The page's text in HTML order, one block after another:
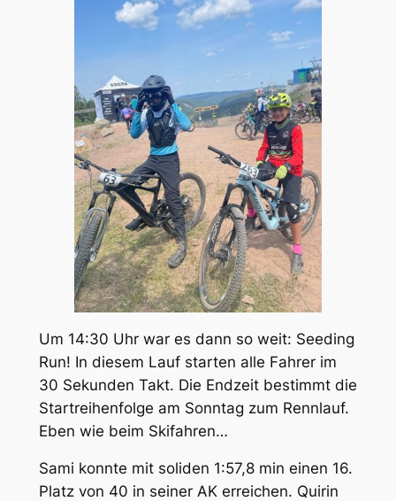
Um 14:30 Uhr war es dann so weit: Seeding
Run! In diesem Lauf starten alle Fahrer im
30 Sekunden Takt. Die Endzeit bestimmt die
Startreihenfolge am Sonntag zum Rennlauf.
Eben wie beim Skifahren…
Sami konnte mit soliden 1:57,8 min einen 16.
Platz von 40 in seiner AK erreichen. Quirin